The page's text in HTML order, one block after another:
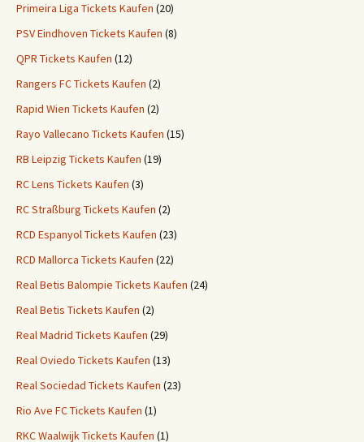
Primeira Liga Tickets Kaufen (20)
PSV Eindhoven Tickets Kaufen (8)
QPR Tickets Kaufen (12)
Rangers FC Tickets Kaufen (2)
Rapid Wien Tickets Kaufen (2)
Rayo Vallecano Tickets Kaufen (15)
RB Leipzig Tickets Kaufen (19)
RC Lens Tickets Kaufen (3)
RC Straßburg Tickets Kaufen (2)
RCD Espanyol Tickets Kaufen (23)
RCD Mallorca Tickets Kaufen (22)
Real Betis Balompie Tickets Kaufen (24)
Real Betis Tickets Kaufen (2)
Real Madrid Tickets Kaufen (29)
Real Oviedo Tickets Kaufen (13)
Real Sociedad Tickets Kaufen (23)
Rio Ave FC Tickets Kaufen (1)
RKC Waalwijk Tickets Kaufen (1)